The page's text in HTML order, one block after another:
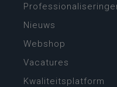
Nieuws
Webshop
Vacatures
Kwaliteitsplatform